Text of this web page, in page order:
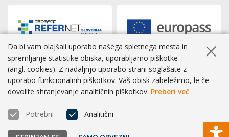
Dostopnost|Zasebnost|Piškotki
Skrij
Da bi vam olajšali uporabo našega spletnega mesta in
spremljanje statistike obiska, uporabljamo piškotke
(angl. cookies). Z nadaljnjo uporabo strani soglašate z
uporabo funkcionalnih piškotkov. Vaš obisk zabeležimo, le če
dovolite shranjevanje analitičnih piškotkov. Preberi več
Potrebni Analitični